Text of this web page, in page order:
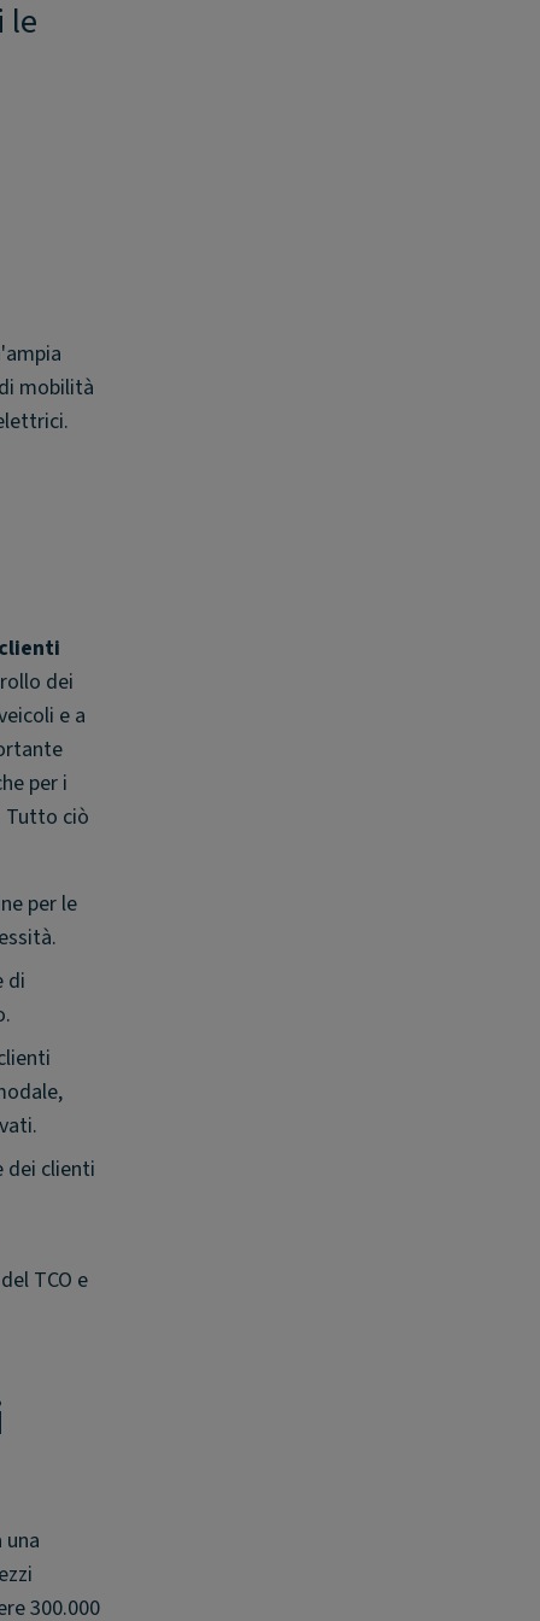
le
mobilità
dei
e a
per i
Tutto ciò
per le
di
dei clienti
TCO e
300.000